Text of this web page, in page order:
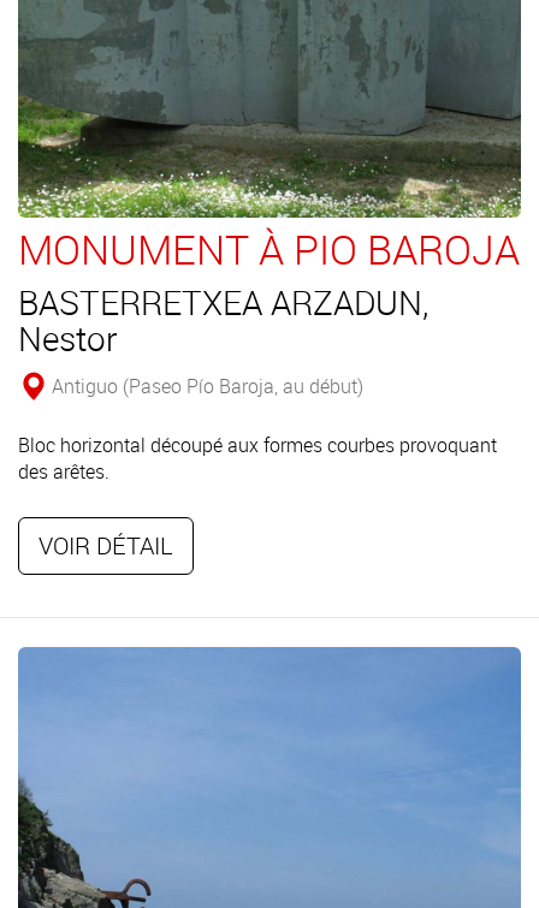
MONUMENT À PIO BAROJA
BASTERRETXEA ARZADUN,
Nestor
Antiguo (Paseo Pío Baroja, au début)
Bloc horizontal découpé aux formes courbes provoquant
des arêtes.
VOIR DÉTAIL